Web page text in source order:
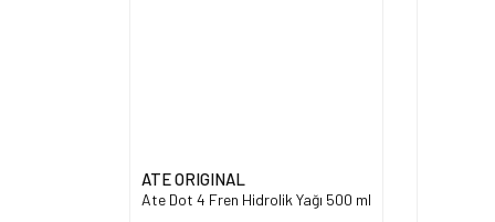
ATE ORIGINAL
Ate Dot 4 Fren Hidrolik Yağı 500 ml